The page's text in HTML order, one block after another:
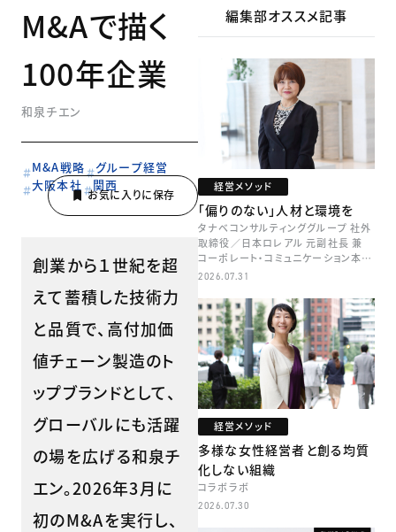
M&Aで描く
100年企業
和泉チエン
M&A戦略
グループ経営
大阪本社
関西
創業から１世紀を超
えて蓄積した技術力
と品質で、高付加価
値チェーン製造のト
ップブランドとして、
グローバルにも活躍
の場を広げる和泉チ
エン。2026年3月に
初のM&Aを実行し、
編集部オススメ記事
経営メソッド
「偏りのない」人材と環境を
タナベコンサルティンググループ 社外
取締役／日本ロレアル 元副社長 兼
コーポレート・コミュニケーション本部
本部長／キャリアコンサルタント 井村
2026.07.31
経営メソッド
多様な女性経営者と創る均質
化しない組織
コラボラボ
2026.07.30